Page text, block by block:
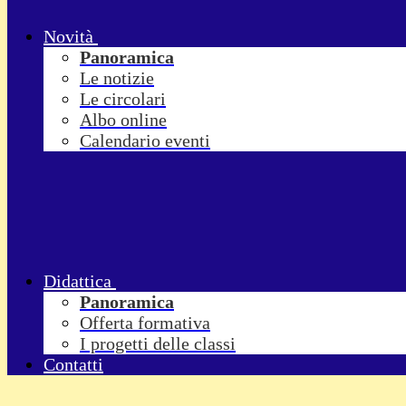
Novità
Panoramica
Le notizie
Le circolari
Albo online
Calendario eventi
Didattica
Panoramica
Offerta formativa
I progetti delle classi
Contatti